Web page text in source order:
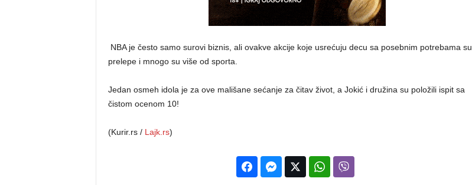
NBA je često samo surovi biznis, ali ovakve akcije koje usrećuju decu sa posebnim potrebama su
prelepe i mnogo su više od sporta.
Jedan osmeh idola je za ove mališane sećanje za čitav život, a Jokić i družina su položili ispit sa
čistom ocenom 10!
(Kurir.rs / Lajk.rs)